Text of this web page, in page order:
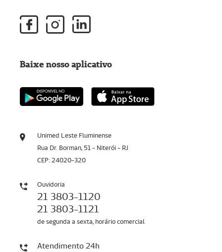
Unimed Leste Fluminense
Rua Dr. Borman, 51 - Niterói - RJ
CEP: 24020-320
Ouvidoria
21 3803-1120
21 3803-1121
de segunda a sexta, horário comercial
Atendimento 24h
Baixe nosso aplicativo